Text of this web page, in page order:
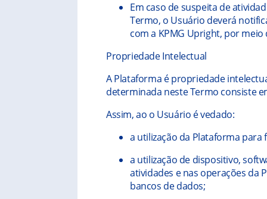
Em caso de suspeita de
Termo, o Usuário deverá
com a KPMG Upright, por
Propriedade Intelectual
A Plataforma é propriedade
determinada neste Termo consiste
Assim, ao o Usuário é vedado:
a utilização da Plataforma
a utilização de dispositivo,
atividades e nas operações da
bancos de dados;